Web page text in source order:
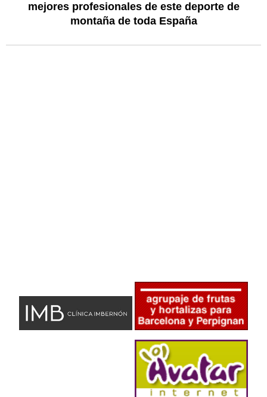
mejores profesionales de este deporte de
montaña de toda España